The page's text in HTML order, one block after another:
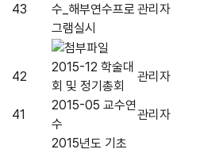
43
수_해부연수프로
그램실시
관리자
42
2015-12 학술대
회 및 정기총회
관리자
41
2015-05 교수연
수
관리자
2015년도 기초